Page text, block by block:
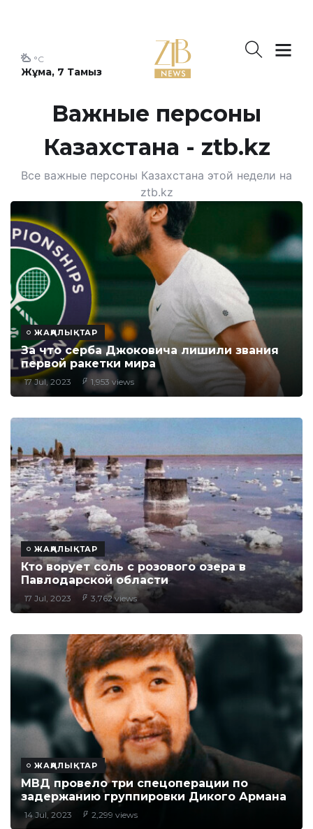
Жұма, 7 Тамыз
°C
Важные персоны
Казахстана - ztb.kz
Все важные персоны Казахстана этой недели на
ztb.kz
ЖАҢАЛЫҚТАР
За что серба Джоковича лишили звания
первой ракетки мира
17 Jul, 2023 1,953 views
ЖАҢАЛЫҚТАР
Кто ворует соль с розового озера в
Павлодарской области
17 Jul, 2023 3,762 views
ЖАҢАЛЫҚТАР
МВД провело три спецоперации по
задержанию группировки Дикого Армана
14 Jul, 2023 2,299 views